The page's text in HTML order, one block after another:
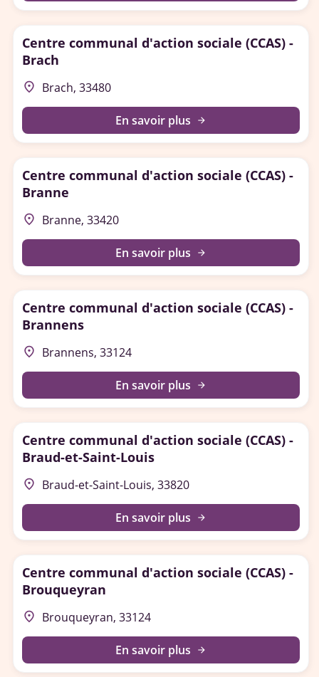
Centre communal d'action sociale (CCAS) -
Brach
place Brach, 33480
En savoir plus arrow_forward
Centre communal d'action sociale (CCAS) -
Branne
place Branne, 33420
En savoir plus arrow_forward
Centre communal d'action sociale (CCAS) -
Brannens
place Brannens, 33124
En savoir plus arrow_forward
Centre communal d'action sociale (CCAS) -
Braud-et-Saint-Louis
place Braud-et-Saint-Louis, 33820
En savoir plus arrow_forward
Centre communal d'action sociale (CCAS) -
Brouqueyran
place Brouqueyran, 33124
En savoir plus arrow_forward